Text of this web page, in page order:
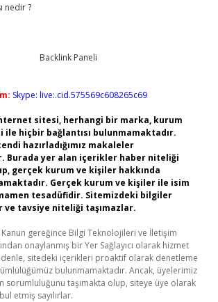
nedir ?
Skype: live:.cid.575569c608265c69
sitesi, herhangi bir marka, kurum
ile hiçbir bağlantısı bulunmamaktadır.
hazırladığımız makaleler
Burada yer alan içerikler haber niteliği
gerçek kurum ve kişiler hakkında
Gerçek kurum ve kişiler ile isim
tesadüfidir. Sitemizdeki bilgiler
tavsiye niteliği taşımazlar.
Kanun gereğince Bilgi Teknolojileri ve İletişim
onaylanmış bir Yer Sağlayıcı olarak hizmet
sitedeki içerikleri proaktif olarak denetleme
bulunmamaktadır. Ancak, üyelerimiz
sorumluluğunu taşımakta olup, siteye üye olarak
etmiş sayılırlar.